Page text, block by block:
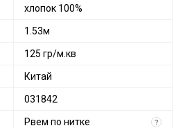
хлопок 100%
1.53м
125 гр/м.кв
Китай
031842
Рвем по нитке ?